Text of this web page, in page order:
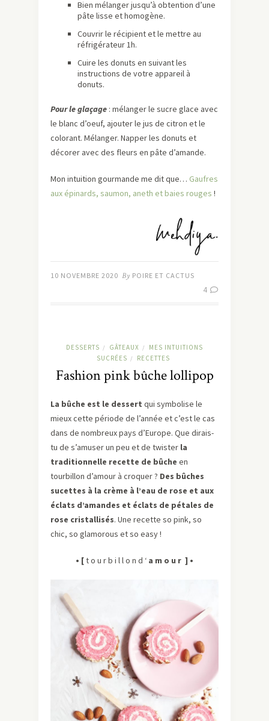
Bien mélanger jusqu’à obtention d’une
pâte lisse et homogène.
Couvrir le récipient et le mettre au
réfrigérateur 1h.
Cuire les donuts en suivant les
instructions de votre appareil à
donuts.
Pour le glaçage : mélanger le sucre glace avec
le blanc d’oeuf, ajouter le jus de citron et le
colorant. Mélanger. Napper les donuts et
décorer avec des fleurs en pâte d’amande.
Mon intuition gourmande me dit que… Gaufres
aux épinards, saumon, aneth et baies rouges !
10 NOVEMBRE 2020 By POIRE ET CACTUS
4
DESSERTS / GÂTEAUX /
MES INTUITIONS
SUCRÉES / RECETTES
Fashion pink bûche lollipop
La bûche est le dessert qui symbolise le
mieux cette période de l’année et c’est le cas
dans de nombreux pays d’Europe. Que dirais-
tu de s’amuser un peu et de twister la
traditionnelle recette de bûche en
tourbillon d’amour à croquer ? Des bûches
sucettes à la crème à l’eau de rose et aux
éclats d’amandes et éclats de pétales de
rose cristallisés. Une recette so pink, so
chic, so glamorous et so easy !
• [t o u r b i l l o n d ‘ a m o u r ] •